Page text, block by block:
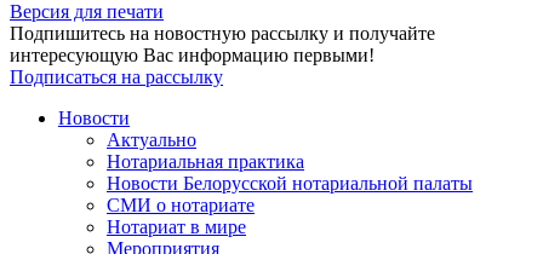
Версия для печати
Подпишитесь на новостную рассылку и получайте
интересующую Вас информацию первыми!
Подписаться на рассылку
Новости
Актуально
Нотариальная практика
Новости Белорусской нотариальной палаты
СМИ о нотариате
Нотариат в мире
Мероприятия